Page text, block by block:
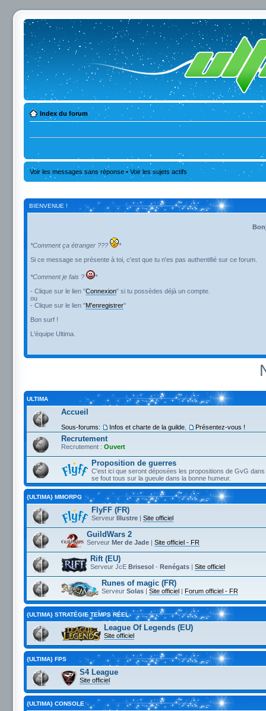
Index du forum
Voir les messages sans réponse • Voir les sujets actifs
BIENVENUE !
*Comment ça étranger ???
*
Si ce message se présente à toi, c'est que tu n'es pas authentifié sur ce forum.
*Comment je fais ?
*
- Clique sur le lien "Connexion" si tu possèdes déjà un compte.
ou
- Clique sur le lien "M'enregistrer"
Bon surf !
L'équipe Ultima.
ULTIMA
Accueil
Sous-forums: Infos et charte de la guilde Présentez-vous !
Recrutement
Recrutement : Ouvert
Proposition de guerres
C'est ici que seront déposées les propositions de GvG dans
se fout tous sur la gueule dans la bonne humeur.
{ULTIMA} MMORPG
FlyFF (FR)
Serveur Illustre | Site officiel
GuildWars 2
Serveur Mer de Jade | Site officiel - FR
Rift (EU)
Serveur JcE Brisesol - Renégats | Site officiel
Runes of magic (FR)
Serveur Solas | Site officiel | Forum officiel - FR
{ULTIMA} STRATÉGIE TEMPS RÉEL
League Of Legends (EU)
Site officiel
{ULTIMA} FPS
S4 League
Site officiel
{ULTIMA} CONSOLE